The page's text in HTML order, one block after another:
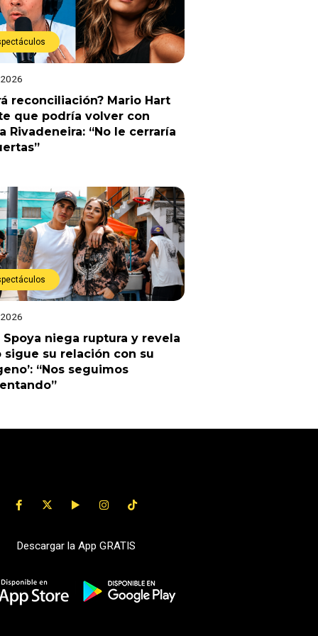
reconciliación? Mario Hart
que podría volver con
Rivadeneira: “No le cerraría
Spoya niega ruptura y revela
sigue su relación con su
“Nos seguimos
Descargar la App GRATIS